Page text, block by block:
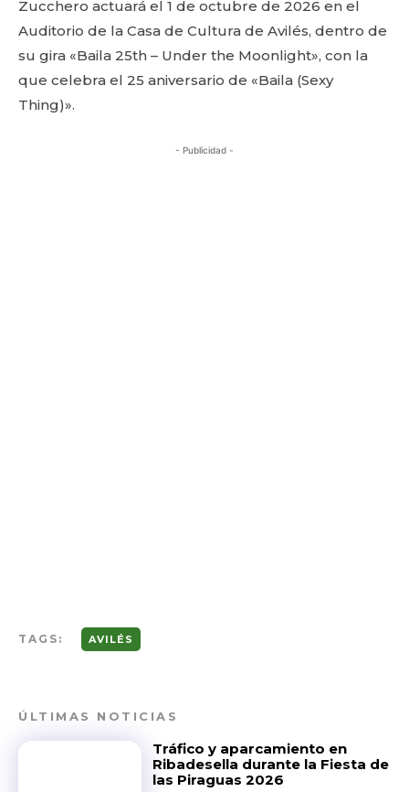
Zucchero actuará el 1 de octubre de 2026 en el
Auditorio de la Casa de Cultura de Avilés, dentro de
su gira «Baila 25th – Under the Moonlight», con la
que celebra el 25 aniversario de «Baila (Sexy
Thing)».
- Publicidad -
TAGS: AVILÉS
ÚLTIMAS NOTICIAS
Tráfico y aparcamiento en
Ribadesella durante la Fiesta de
las Piraguas 2026